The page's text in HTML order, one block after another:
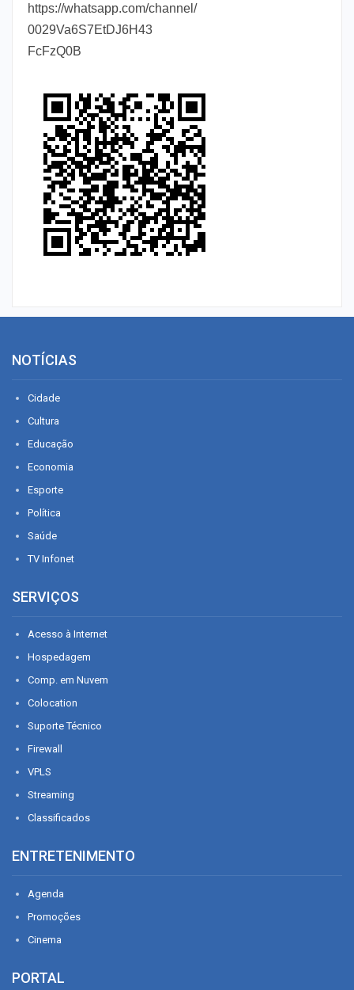
https://whatsapp.com/channel/
0029Va6S7EtDJ6H43
FcFzQ0B
NOTÍCIAS
Cidade
Cultura
Educação
Economia
Esporte
Política
Saúde
TV Infonet
SERVIÇOS
Acesso à Internet
Hospedagem
Comp. em Nuvem
Colocation
Suporte Técnico
Firewall
VPLS
Streaming
Classificados
ENTRETENIMENTO
Agenda
Promoções
Cinema
PORTAL